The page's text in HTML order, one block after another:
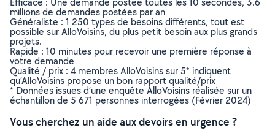
millions de demandes postées par an
Généraliste : 1 250 types de besoins différents, tout est
possible sur AlloVoisins, du plus petit besoin aux plus grands
projets.
Rapide : 10 minutes pour recevoir une première réponse à
votre demande
Qualité / prix : 4 membres AlloVoisins sur 5* indiquent
qu’AlloVoisins propose un bon rapport qualité/prix
* Données issues d’une enquête AlloVoisins réalisée sur un
échantillon de 5 671 personnes interrogées (Février 2024)
Vous cherchez un aide aux devoirs en urgence ?